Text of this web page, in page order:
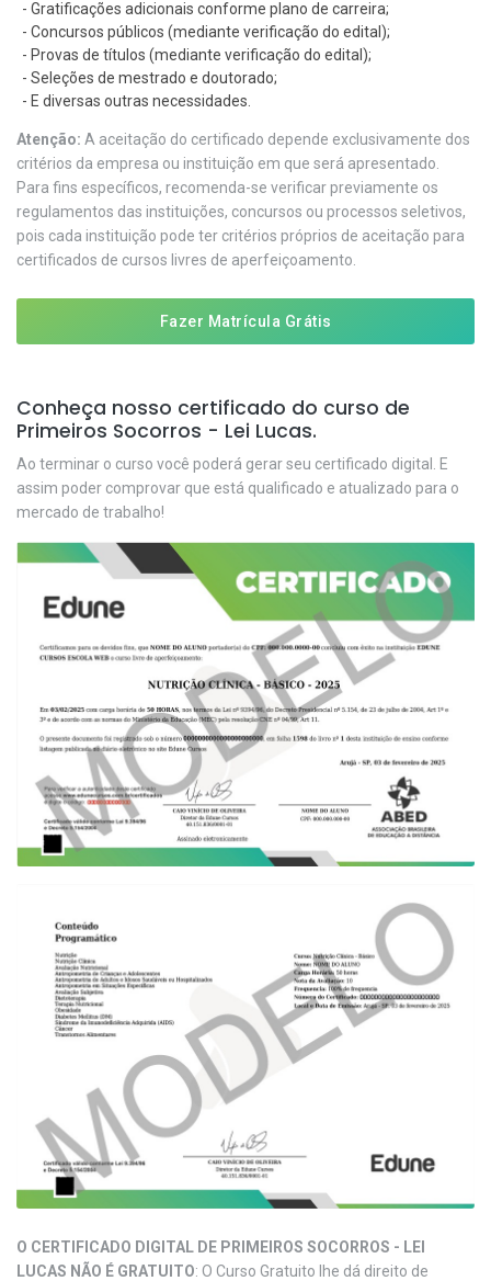
- Gratificações adicionais conforme plano de carreira;
- Concursos públicos (mediante verificação do edital);
- Provas de títulos (mediante verificação do edital);
- Seleções de mestrado e doutorado;
- E diversas outras necessidades.
Atenção: A aceitação do certificado depende exclusivamente dos
critérios da empresa ou instituição em que será apresentado.
Para fins específicos, recomenda-se verificar previamente os
regulamentos das instituições, concursos ou processos seletivos,
pois cada instituição pode ter critérios próprios de aceitação para
certificados de cursos livres de aperfeiçoamento.
Fazer Matrícula Grátis
Conheça nosso certificado do curso de
Primeiros Socorros - Lei Lucas.
Ao terminar o curso você poderá gerar seu certificado digital. E
assim poder comprovar que está qualificado e atualizado para o
mercado de trabalho!
O CERTIFICADO DIGITAL DE PRIMEIROS SOCORROS - LEI
LUCAS NÃO É GRATUITO: O Curso Gratuito lhe dá direito de